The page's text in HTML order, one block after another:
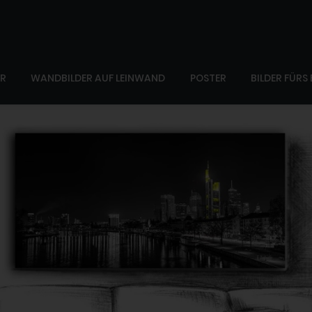
WANDBILDER AUF LEINWAND POSTER BILDER